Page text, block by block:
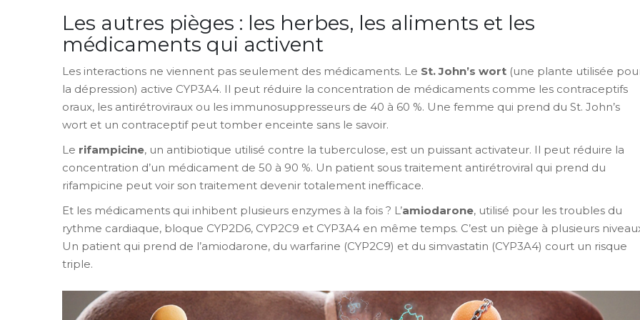
Les autres pièges : les herbes, les aliments et les
médicaments qui activent
Les interactions ne viennent pas seulement des médicaments. Le St. John’s wort (une plante utilisée
la dépression) active CYP3A4. Il peut réduire la concentration de médicaments comme les contraceptifs
oraux, les antirétroviraux ou les immunosuppresseurs de 40 à 60 %. Une femme qui prend du St. John’s
wort et un contraceptif peut tomber enceinte sans le savoir.
Le rifampicine, un antibiotique utilisé contre la tuberculose, est un puissant activateur. Il peut réduire la
concentration d’un médicament de 50 à 90 %. Un patient sous traitement antirétroviral qui prend du
rifampicine peut voir son traitement devenir totalement inefficace.
Et les médicaments qui inhibent plusieurs enzymes à la fois ? L’amiodarone, utilisé pour les troubles du
rythme cardiaque, bloque CYP2D6, CYP2C9 et CYP3A4 en même temps. C’est un piège à plusieurs
Un patient qui prend de l’amiodarone, du warfarine (CYP2C9) et du simvastatin (CYP3A4) court un risque
triple.